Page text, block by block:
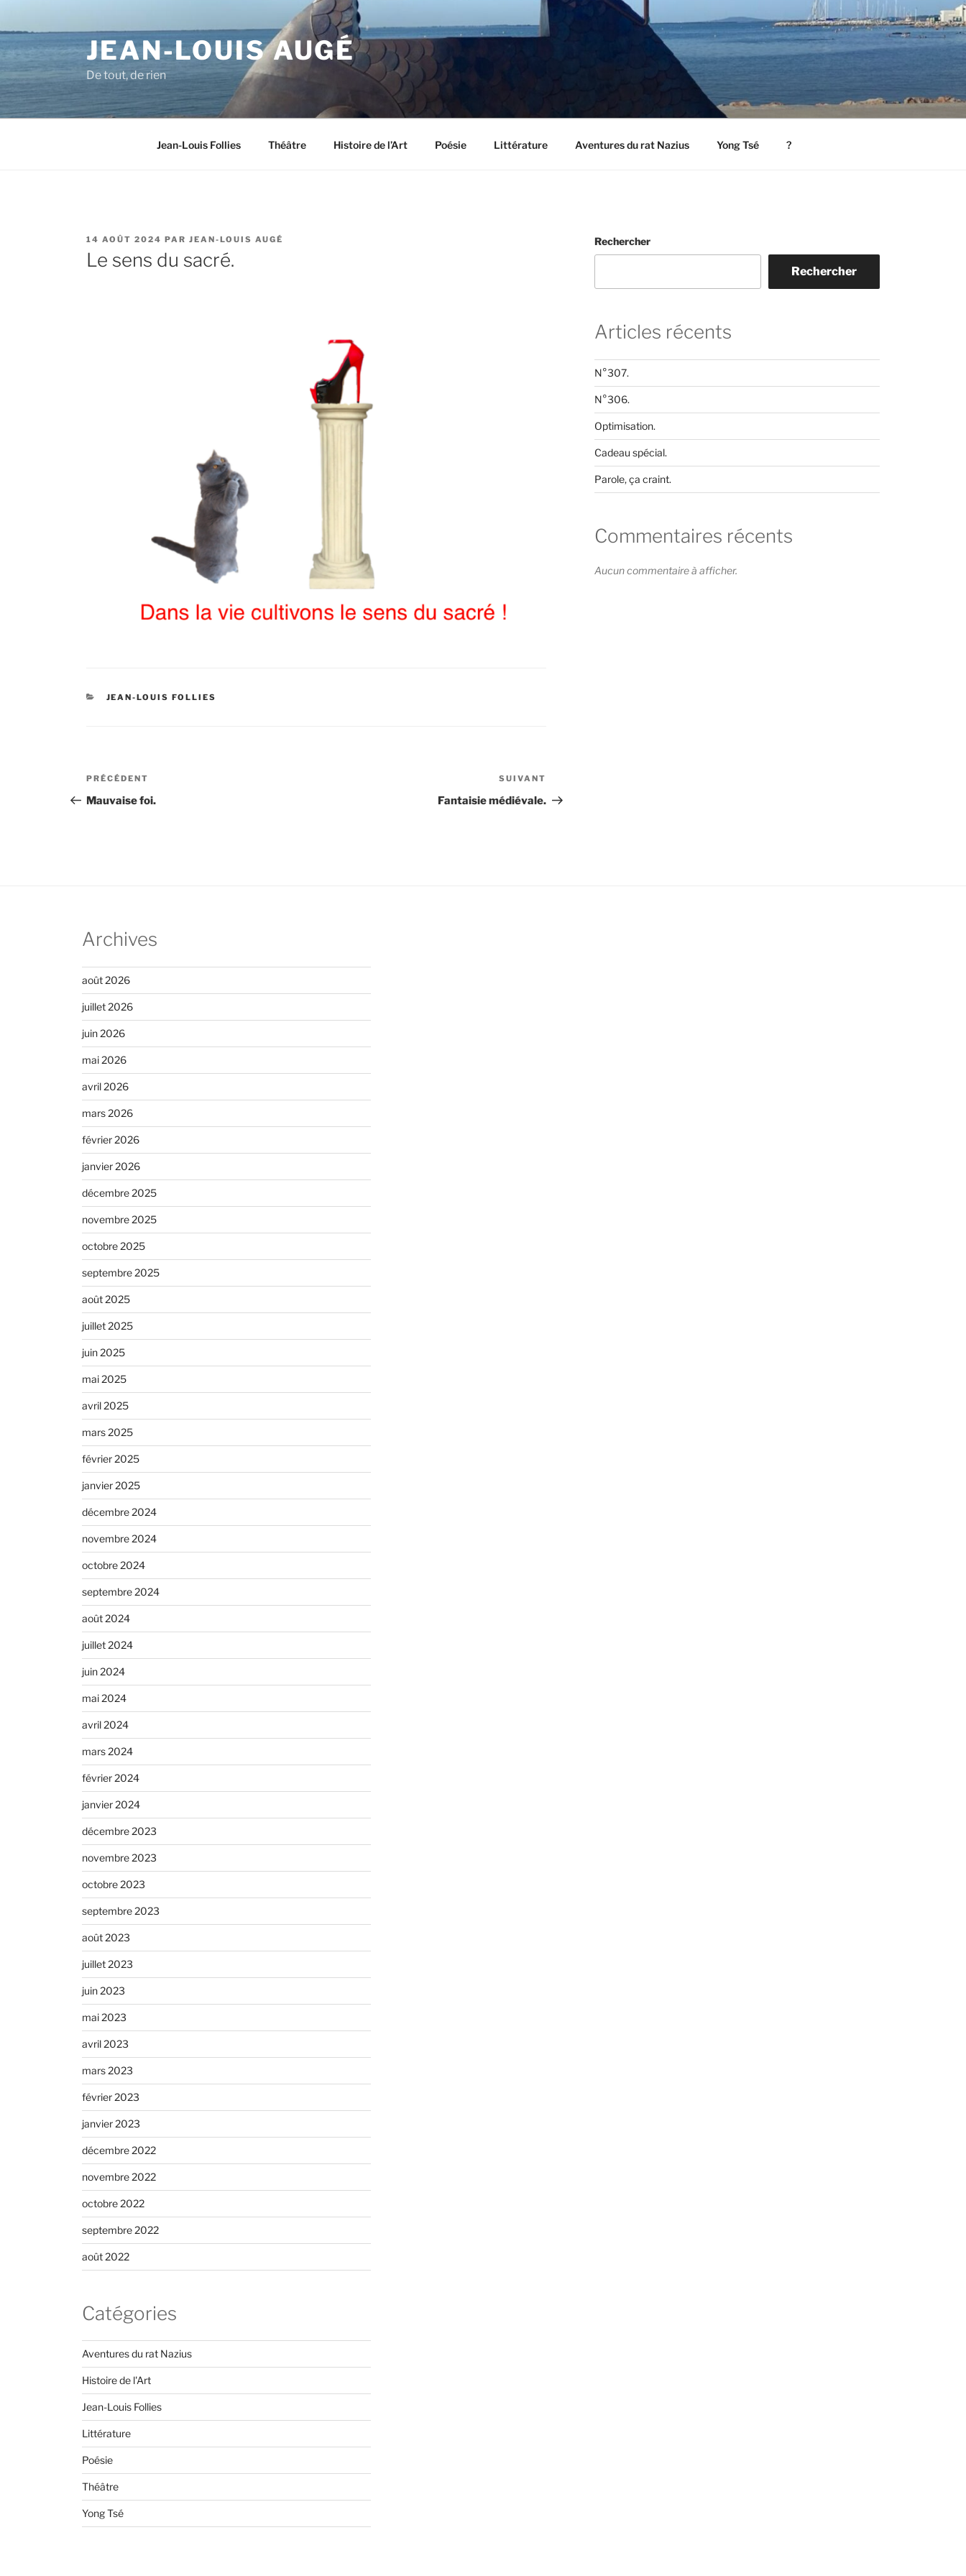
contenu
principal
JEAN-LOUIS AUGÉ
De tout, de rien
Jean-Louis Follies Théâtre Histoire de l’Art Poésie Littérature Aventures du rat Nazius Yong Tsé ?
PUBLIÉ
LE
14 AOÛT 2024 PAR JEAN-LOUIS AUGÉ
Le sens du sacré.
CATÉGORIES
JEAN-LOUIS FOLLIES
Navigation
de
Article
précédent
PRÉCÉDENT
Mauvaise foi.
suivant
SUIVANT
Fantaisie médiévale.
Rechercher
Rechercher
Articles récents
N°307.
N°306.
Optimisation.
Cadeau spécial.
Parole, ça craint.
Commentaires récents
Aucun commentaire à afficher.
Archives
août 2026
juillet 2026
juin 2026
mai 2026
avril 2026
mars 2026
février 2026
janvier 2026
décembre 2025
novembre 2025
octobre 2025
septembre 2025
août 2025
juillet 2025
juin 2025
mai 2025
avril 2025
mars 2025
février 2025
janvier 2025
décembre 2024
novembre 2024
octobre 2024
septembre 2024
août 2024
juillet 2024
juin 2024
mai 2024
avril 2024
mars 2024
février 2024
janvier 2024
décembre 2023
novembre 2023
octobre 2023
septembre 2023
août 2023
juillet 2023
juin 2023
mai 2023
avril 2023
mars 2023
février 2023
janvier 2023
décembre 2022
novembre 2022
octobre 2022
septembre 2022
août 2022
Catégories
Aventures du rat Nazius
Histoire de l'Art
Jean-Louis Follies
Littérature
Poésie
Théâtre
Yong Tsé